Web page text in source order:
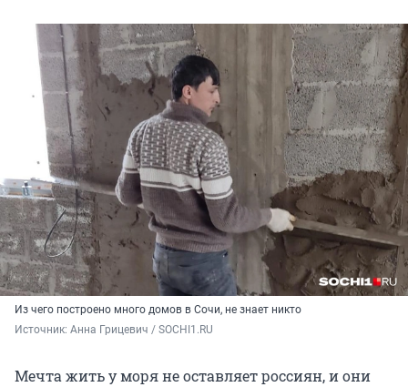
Из чего построено много домов в Сочи, не знает никто
Источник: Анна Грицевич / SOCHI1.RU
Мечта жить у моря не оставляет россиян, и они